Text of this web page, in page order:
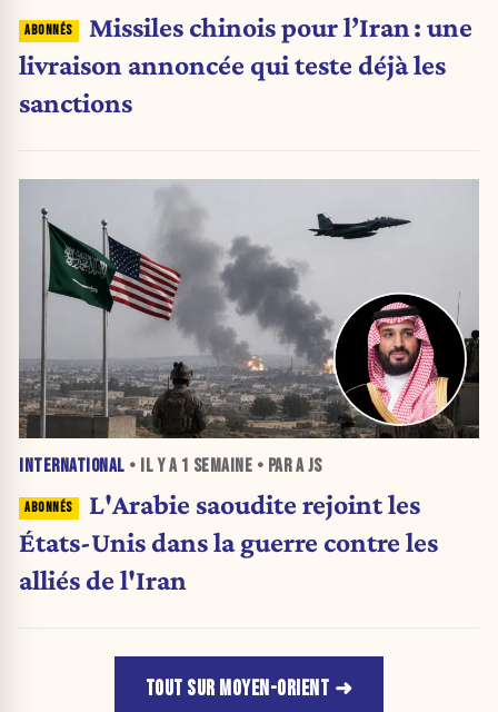
Missiles chinois pour l’Iran : une
livraison annoncée qui teste déjà les
sanctions
INTERNATIONAL • IL Y A 1 SEMAINE • PAR A JS
L'Arabie saoudite rejoint les
États-Unis dans la guerre contre les
alliés de l'Iran
TOUT SUR MOYEN-ORIENT